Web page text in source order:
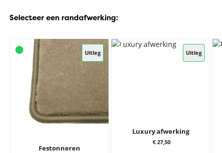
Selecteer een randafwerking:
Uitleg
Festonneren
Uitleg
Luxury afwerking
€ 27,50